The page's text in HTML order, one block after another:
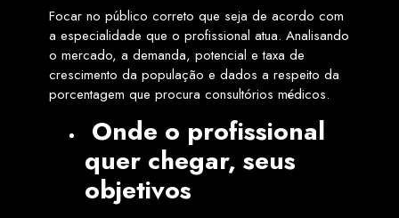
Focar no público correto que seja de acordo com
a especialidade que o profissional atua. Analisando
o mercado, a demanda, potencial e taxa de
crescimento da população e dados a respeito da
porcentagem que procura consultórios médicos.
Onde o profissional
quer chegar, seus
objetivos